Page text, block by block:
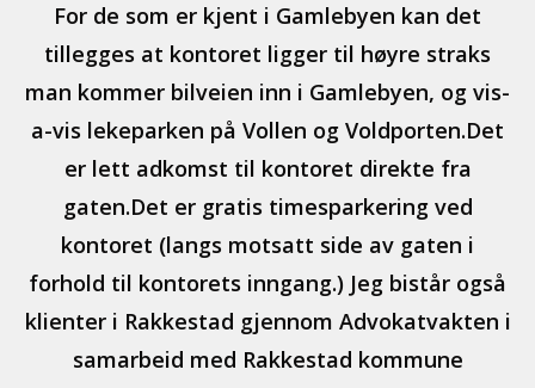
For de som er kjent i Gamlebyen kan det
tillegges at kontoret ligger til høyre straks
man kommer bilveien inn i Gamlebyen, og vis-
a-vis lekeparken på Vollen og Voldporten.Det
er lett adkomst til kontoret direkte fra
gaten.Det er gratis timesparkering ved
kontoret (langs motsatt side av gaten i
forhold til kontorets inngang.) Jeg bistår også
klienter i Rakkestad gjennom Advokatvakten i
samarbeid med Rakkestad kommune